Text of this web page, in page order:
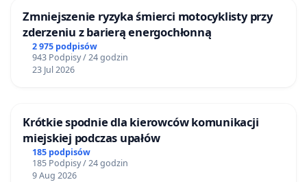
Zmniejszenie ryzyka śmierci motocyklisty przy
zderzeniu z barierą energochłonną
2 975 podpisów
943 Podpisy / 24 godzin
23 Jul 2026
Krótkie spodnie dla kierowców komunikacji
miejskiej podczas upałów
185 podpisów
185 Podpisy / 24 godzin
9 Aug 2026